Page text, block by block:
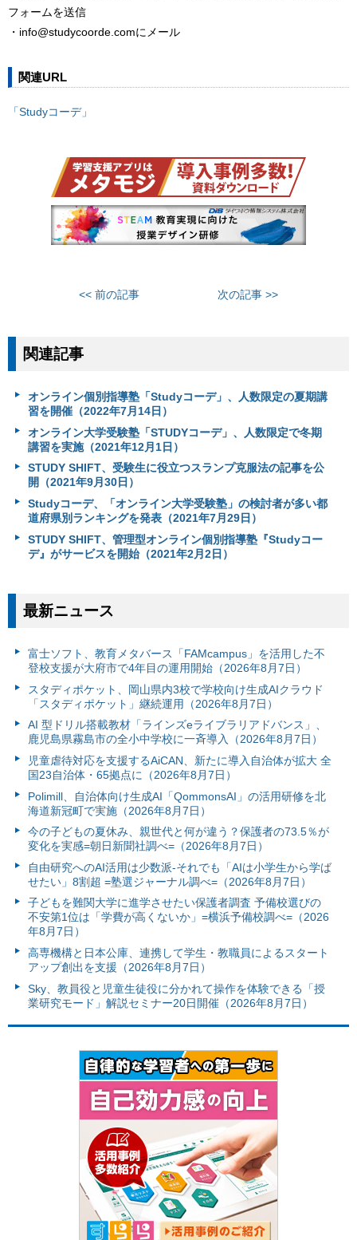
フォームを送信
・info@studycoorde.comにメール
関連URL
「Studyコーデ」
<< 前の記事 次の記事 >>
関連記事
オンライン個別指導塾「Studyコーデ」、人数限定の夏期講
習を開催（2022年7月14日）
オンライン大学受験塾「STUDYコーデ」、人数限定で冬期
講習を実施（2021年12月1日）
STUDY SHIFT、受験生に役立つスランプ克服法の記事を公
開（2021年9月30日）
Studyコーデ、「オンライン大学受験塾」の検討者が多い都
道府県別ランキングを発表（2021年7月29日）
STUDY SHIFT、管理型オンライン個別指導塾『Studyコー
デ』がサービスを開始（2021年2月2日）
最新ニュース
富⼠ソフト、教育メタバース「FAMcampus」を活用した不
登校支援が大府市で4年目の運用開始（2026年8月7日）
スタディポケット、岡山県内3校で学校向け生成AIクラウド
「スタディポケット」継続運用（2026年8月7日）
AI 型ドリル搭載教材「ラインズeライブラリアドバンス」、
鹿児島県霧島市の全小中学校に一斉導入（2026年8月7日）
児童虐待対応を支援するAiCAN、新たに導入自治体が拡大 全
国23自治体・65拠点に（2026年8月7日）
Polimill、自治体向け生成AI「QommonsAI」の活用研修を北
海道新冠町で実施（2026年8月7日）
今の子どもの夏休み、親世代と何が違う？保護者の73.5％が
変化を実感=朝日新聞社調べ=（2026年8月7日）
自由研究へのAI活用は少数派-それでも「AIは小学生から学ば
せたい」8割超 =塾選ジャーナル調べ=（2026年8月7日）
子どもを難関大学に進学させたい保護者調査 予備校選びの
不安第1位は「学費が高くないか」=横浜予備校調べ=（2026
年8月7日）
高専機構と日本公庫、連携して学生・教職員によるスタート
アップ創出を支援（2026年8月7日）
Sky、教員役と児童生徒役に分かれて操作を体験できる「授
業研究モード」解説セミナー20日開催（2026年8月7日）